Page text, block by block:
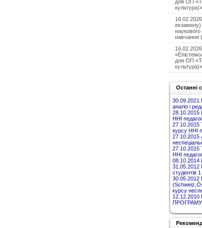
для ОП
культура)»
екзамену)
навчання
для ОП
культура)»
Останні
30.09.2021
аналіз і
28.10.2015
ННІ
27.10.2015
курсу ННІ
27.10.2015
27.10.2015
ННІ
08.10.2014
31.05.2012
студентів
30.05.2012
курсу